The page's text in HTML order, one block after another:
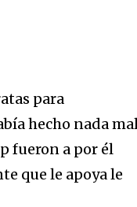
para
hecho nada
fueron a por él
que le apoya le